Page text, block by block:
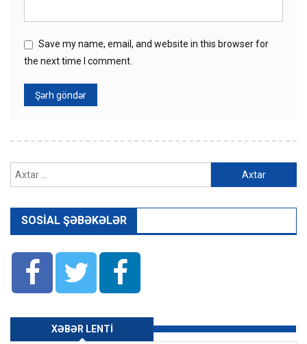
Save my name, email, and website in this browser for
the next time I comment.
SOSIAL ŞƏBƏKƏLƏR
XƏBƏR LENTI